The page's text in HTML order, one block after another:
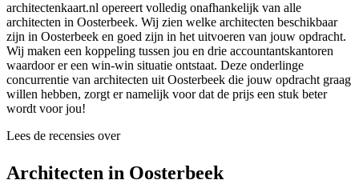
architectenkaart.nl opereert volledig onafhankelijk van alle
architecten in Oosterbeek. Wij zien welke architecten beschikbaar
zijn in Oosterbeek en goed zijn in het uitvoeren van jouw opdracht.
Wij maken een koppeling tussen jou en drie accountantskantoren
waardoor er een win-win situatie ontstaat. Deze onderlinge
concurrentie van architecten uit Oosterbeek die jouw opdracht graag
willen hebben, zorgt er namelijk voor dat de prijs een stuk beter
wordt voor jou!
Lees de recensies over
Architecten in Oosterbeek